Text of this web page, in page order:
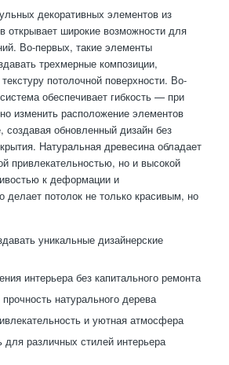
декоративных элементов из
открывает широкие возможности для
Во-первых, такие элементы
трехмерные композиции,
потолочной поверхности. Во-
обеспечивает гибкость — при
изменить расположение элементов
создавая обновленный дизайн без
Натуральная древесина обладает
привлекательностью, но и высокой
к деформации и
делает потолок не только красивым, но
уникальные дизайнерские
интерьера без капитального ремонта
натурального дерева
и уютная атмосфера
для различных стилей интерьера